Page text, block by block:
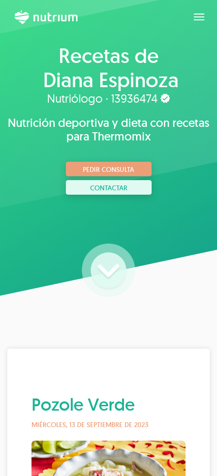
Recetas de
Diana Espinoza
Nutriólogo · 13936474
Nutrición deportiva y dieta con recetas
para Thermomix
PEDIR CONSULTA
CONTACTAR
Pozole Verde
MIÉRCOLES, 13 DE SEPTIEMBRE DE 2023